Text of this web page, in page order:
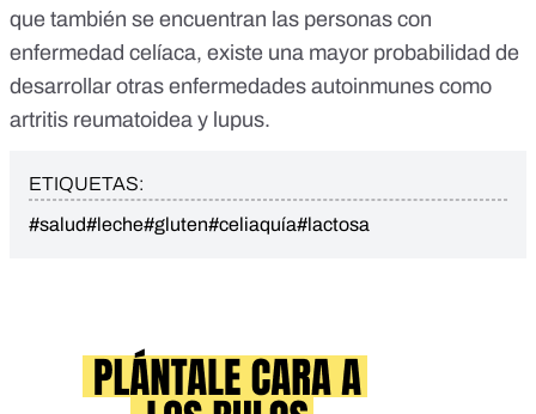
que también se encuentran las personas con
enfermedad celíaca, existe una mayor probabilidad de
desarrollar otras enfermedades autoinmunes como
artritis reumatoidea y lupus.
ETIQUETAS:
#salud#leche#gluten#celiaquía#lactosa